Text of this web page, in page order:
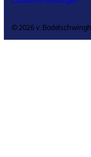
© 2026 v.